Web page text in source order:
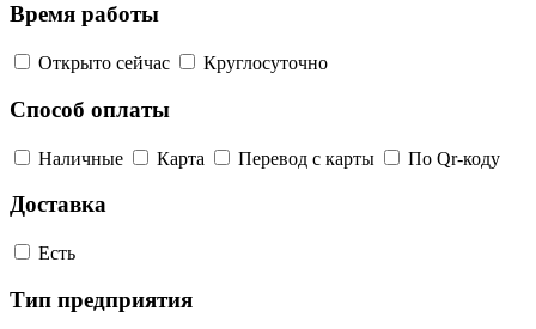
Время работы
Открыто сейчас Круглосуточно
Способ оплаты
Наличные Карта Перевод с карты По Qr-коду
Доставка
Есть
Тип предприятия